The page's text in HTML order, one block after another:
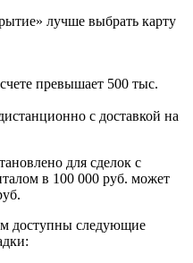
лучше выбрать карту
превышает 500 тыс.
с доставкой на
для сделок с
в 100 000 руб. может
доступны следующие